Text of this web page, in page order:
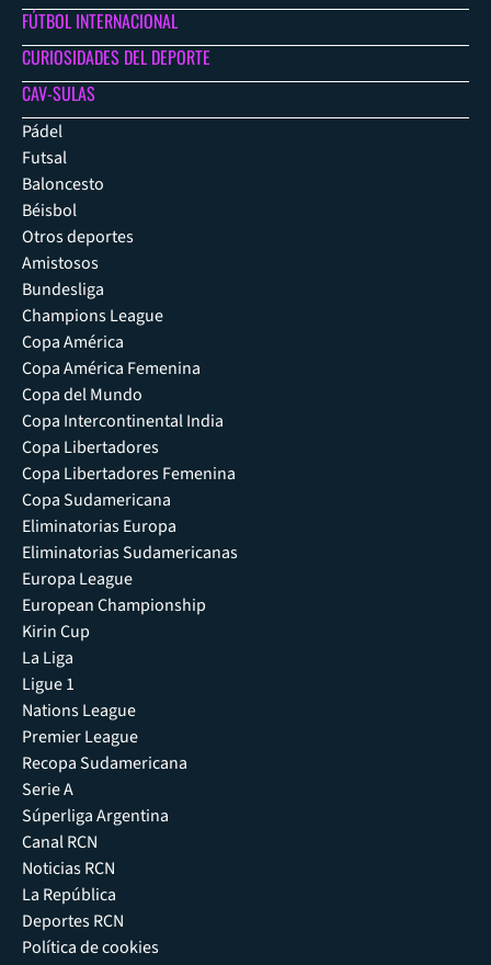
FÚTBOL INTERNACIONAL
CURIOSIDADES DEL DEPORTE
CAV-SULAS
Pádel
Futsal
Baloncesto
Béisbol
Otros deportes
Amistosos
Bundesliga
Champions League
Copa América
Copa América Femenina
Copa del Mundo
Copa Intercontinental India
Copa Libertadores
Copa Libertadores Femenina
Copa Sudamericana
Eliminatorias Europa
Eliminatorias Sudamericanas
Europa League
European Championship
Kirin Cup
La Liga
Ligue 1
Nations League
Premier League
Recopa Sudamericana
Serie A
Súperliga Argentina
Canal RCN
Noticias RCN
La República
Deportes RCN
Política de cookies